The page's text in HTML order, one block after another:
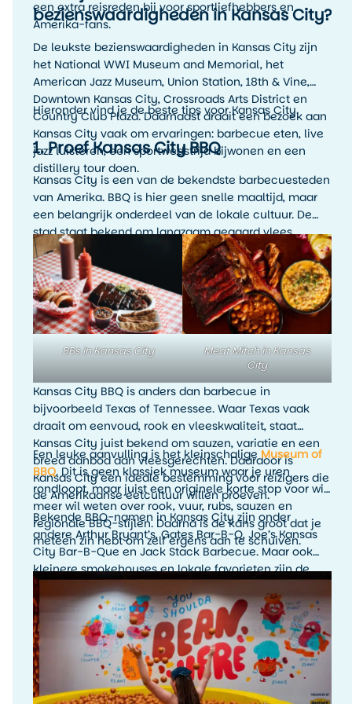
een extra reisreden bij voor sportliefhebbers en
Amerika-fans.
bezienswaardigheden in Kansas City?
De leukste bezienswaardigheden in Kansas City zijn
het National WWI Museum and Memorial, het
American Jazz Museum, Union Station, 18th & Vine,
Downtown Kansas City, Crossroads Arts District en
Country Club Plaza. Daarnaast draait een bezoek aan
Kansas City vaak om ervaringen: barbecue eten, live
jazz luisteren, een sportwedstrijd bijwonen en een
distillery tour doen.
Hieronder vind je de beste tips voor Kansas City.
1. Proef Kansas City BBQ
Kansas City is een van de bekendste barbecuesteden
van Amerika. BBQ is hier geen snelle maaltijd, maar
een belangrijk onderdeel van de lokale cultuur. De
stad staat bekend om langzaam gegaard vlees,
rokerige smaken, rijke sauzen en veel variatie. Denk
aan ribs, brisket, pulled pork, burnt ends en
rijkgevulde barbecueplates.
BBs in Kansas City
Meat Mitch in Kansas
City
Kansas City BBQ is anders dan barbecue in
bijvoorbeeld Texas of Tennessee. Waar Texas vaak
draait om eenvoud, rook en vleeskwaliteit, staat
Kansas City juist bekend om sauzen, variatie en een
breed aanbod aan vleesgerechten. Daardoor is
Kansas City een ideale bestemming voor reizigers die
de Amerikaanse eetcultuur willen proeven.
Een leuke aanvulling is het kleinschaligeMuseum of
BBQ. Dit is geen klassiek museum waar je uren
rondloopt, maar juist een originele korte stop voor wie
meer wil weten over rook, vuur, rubs, sauzen en
regionale BBQ-stijlen. Daarna is de kans groot dat je
meteen zin hebt om zelf ergens aan te schuiven.
Bekende BBQ-namen in Kansas City zijn onder
andere Arthur Bryant’s, Gates Bar-B-Q, Joe’s Kansas
City Bar-B-Que en Jack Stack Barbecue. Maar ook
kleinere smokehouses en lokale favorieten zijn de
moeite waard. Het leukste is om tijdens je verblijf
meerdere BBQ-stops te proberen en zelf te ontdekken
welke stijl jouw favoriet is.